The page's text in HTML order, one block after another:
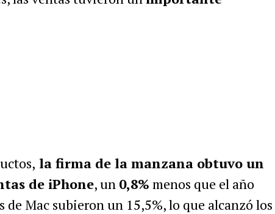
la firma de la manzana obtuvo un
de iPhone, un 0,8% menos que el año
de Mac subieron un 15,5%, lo que alcanzó los